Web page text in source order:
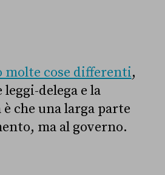
molte cose differenti,
delega e la
che una larga parte
ma al governo.